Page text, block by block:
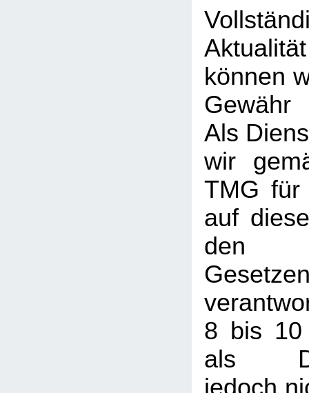
können
Gewähr
Als
wir
TMG für
auf
den
8 bis 10
als
jedoch